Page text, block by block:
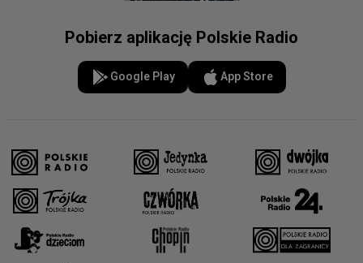
Pobierz aplikację Polskie Radio
Google Play App Store